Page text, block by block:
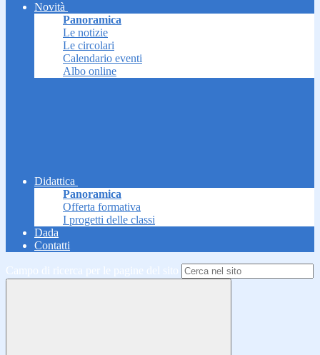
Novità
Panoramica
Le notizie
Le circolari
Calendario eventi
Albo online
Didattica
Panoramica
Offerta formativa
I progetti delle classi
Dada
Contatti
Campo di ricerca per le pagine del sito